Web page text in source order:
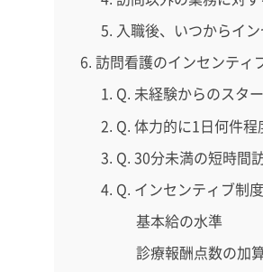
入職後、いつからイ
訪問看護のインセンティ
Q. 未経験からのスタ
Q. 体力的に1日何件
Q. 30分未満の短時間
Q. インセンティブ制
基本給の水準
診療報酬点数の加